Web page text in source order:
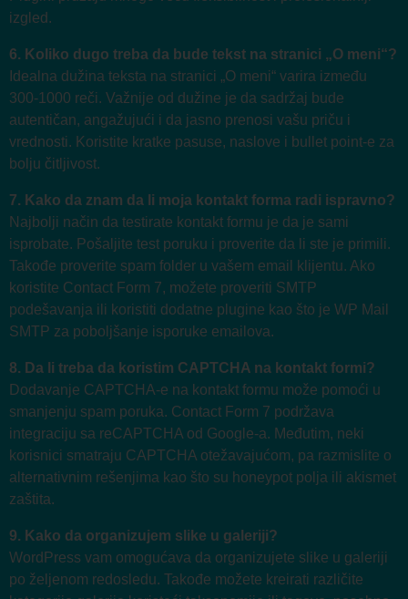
izgled.
6. Koliko dugo treba da bude tekst na stranici „O meni“?
Idealna dužina teksta na stranici „O meni“ varira između
300-1000 reči. Važnije od dužine je da sadržaj bude
autentičan, angažujući i da jasno prenosi vašu priču i
vrednosti. Koristite kratke pasuse, naslove i bullet point-e za
bolju čitljivost.
7. Kako da znam da li moja kontakt forma radi ispravno?
Najbolji način da testirate kontakt formu je da je sami
isprobate. Pošaljite test poruku i proverite da li ste je primili.
Takođe proverite spam folder u vašem email klijentu. Ako
koristite Contact Form 7, možete proveriti SMTP
podešavanja ili koristiti dodatne plugine kao što je WP Mail
SMTP za poboljšanje isporuke emailova.
8. Da li treba da koristim CAPTCHA na kontakt formi?
Dodavanje CAPTCHA-e na kontakt formu može pomoći u
smanjenju spam poruka. Contact Form 7 podržava
integraciju sa reCAPTCHA od Google-a. Međutim, neki
korisnici smatraju CAPTCHA otežavajućom, pa razmislite o
alternativnim rešenjima kao što su honeypot polja ili akismet
zaštita.
9. Kako da organizujem slike u galeriji?
WordPress vam omogućava da organizujete slike u galeriji
po željenom redosledu. Takođe možete kreirati različite